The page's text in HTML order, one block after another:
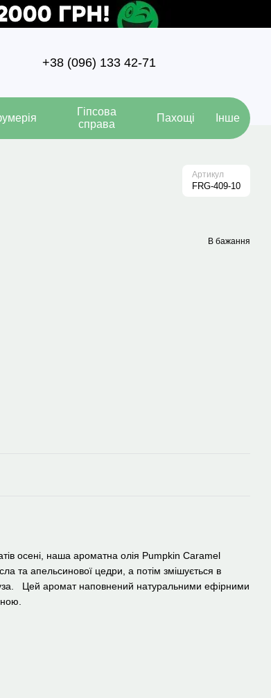
+38 (096) 133 42-71
Гіпсова
справа
Пахощі Інше
Артикул
FRG-409-10
В бажання
осені, наша ароматна олія Pumpkin Caramel
та апельсинової цедри, а потім змішується в
Цей аромат наповнений натуральними ефірними